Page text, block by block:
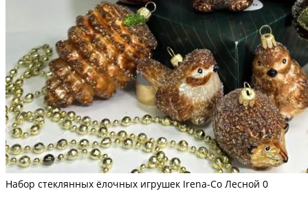
Набор стеклянных ёлочных игрушек Irena-Co Лесной 0